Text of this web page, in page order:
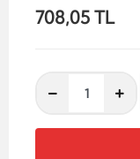
708,05 TL